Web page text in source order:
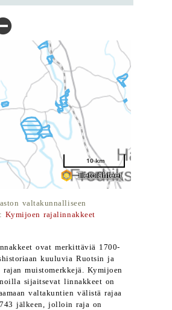
valtakunnalliseen
Kymijoen rajalinnakkeet
ovat merkittäviä 1700-
kuuluvia Ruotsin ja
rajan muistomerkkejä. Kymijoen
sijaitsevat linnakkeet on
valtakuntien välistä rajaa
jälkeen, jolloin raja on